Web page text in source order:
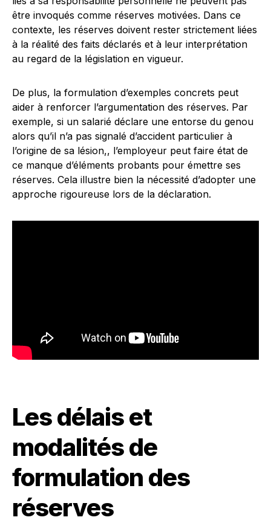
être invoqués comme réserves motivées. Dans ce
contexte, les réserves doivent rester strictement liées
à la réalité des faits déclarés et à leur interprétation
au regard de la législation en vigueur.
De plus, la formulation d’exemples concrets peut
aider à renforcer l’argumentation des réserves. Par
exemple, si un salarié déclare une entorse du genou
alors qu’il n’a pas signalé d’accident particulier à
l’origine de sa lésion,, l’employeur peut faire état de
ce manque d’éléments probants pour émettre ses
réserves. Cela illustre bien la nécessité d’adopter une
approche rigoureuse lors de la déclaration.
Les délais et
modalités de
formulation des
réserves